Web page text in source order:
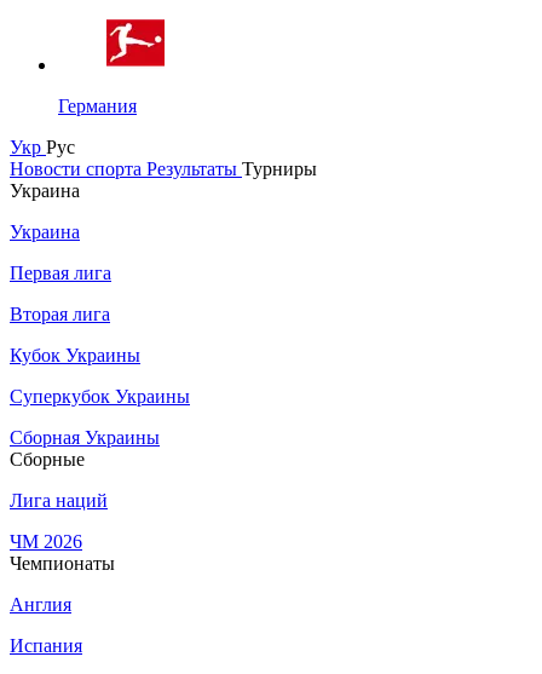
Германия
Укр Рус
Новости спорта Результаты Турниры
Украина
Украина
Первая лига
Вторая лига
Кубок Украины
Суперкубок Украины
Сборная Украины
Сборные
Лига наций
ЧМ 2026
Чемпионаты
Англия
Испания